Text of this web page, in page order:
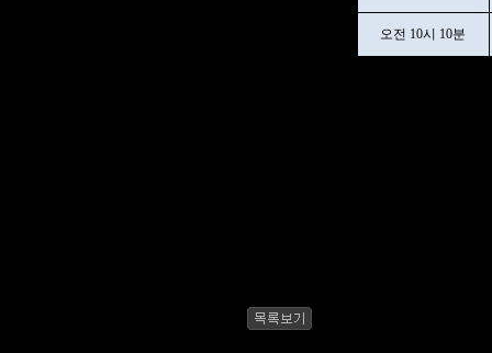
오전 10시 10분